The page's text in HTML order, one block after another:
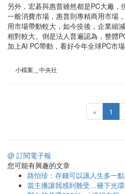
另外，宏碁與惠普雖然都是PC大廠
一般消費市場，惠普則專精商用市場
用市場帶動較大，如今疫後，企業縮
相對較大。倒是法人普遍認為，整體
加上AI PC帶動，看好今年全球PC市場
小檔案＿中央社
« 1
@ 訂閱電子報
您可能有興趣的文章
路怡珍：存錢可以讓人生多一
當主播讓我感到難受…褪下光